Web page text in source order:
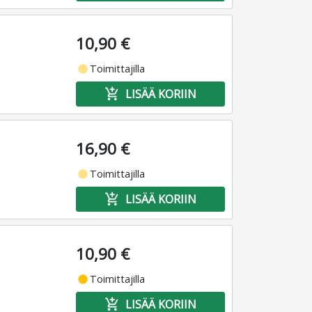
10,90 €
fiber_manual_record Toimittajilla
add_shopping_cart LISÄÄ KORIIN
16,90 €
fiber_manual_record Toimittajilla
add_shopping_cart LISÄÄ KORIIN
10,90 €
fiber_manual_record Toimittajilla
add_shopping_cart LISÄÄ KORIIN